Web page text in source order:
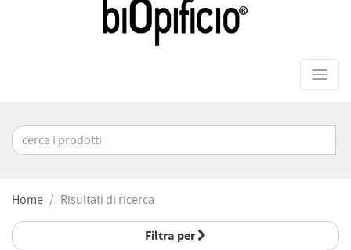
Home Risultati di ricerca
Filtra per